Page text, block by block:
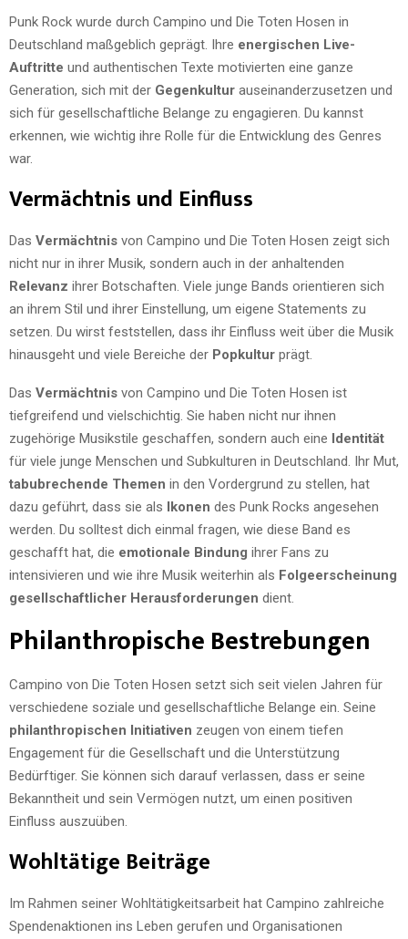
Punk Rock wurde durch Campino und Die Toten Hosen in
Deutschland maßgeblich geprägt. Ihre energischen Live-
Auftritte und authentischen Texte motivierten eine ganze
Generation, sich mit der Gegenkultur auseinanderzusetzen und
sich für gesellschaftliche Belange zu engagieren. Du kannst
erkennen, wie wichtig ihre Rolle für die Entwicklung des Genres
war.
Vermächtnis und Einfluss
Das Vermächtnis von Campino und Die Toten Hosen zeigt sich
nicht nur in ihrer Musik, sondern auch in der anhaltenden
Relevanz ihrer Botschaften. Viele junge Bands orientieren sich
an ihrem Stil und ihrer Einstellung, um eigene Statements zu
setzen. Du wirst feststellen, dass ihr Einfluss weit über die Musik
hinausgeht und viele Bereiche der Popkultur prägt.
Das Vermächtnis von Campino und Die Toten Hosen ist
tiefgreifend und vielschichtig. Sie haben nicht nur ihnen
zugehörige Musikstile geschaffen, sondern auch eine Identität
für viele junge Menschen und Subkulturen in Deutschland. Ihr Mut,
tabubrechende Themen in den Vordergrund zu stellen, hat
dazu geführt, dass sie als Ikonen des Punk Rocks angesehen
werden. Du solltest dich einmal fragen, wie diese Band es
geschafft hat, die emotionale Bindung ihrer Fans zu
intensivieren und wie ihre Musik weiterhin als Folgeerscheinung
gesellschaftlicher Herausforderungen dient.
Philanthropische Bestrebungen
Campino von Die Toten Hosen setzt sich seit vielen Jahren für
verschiedene soziale und gesellschaftliche Belange ein. Seine
philanthropischen Initiativen zeugen von einem tiefen
Engagement für die Gesellschaft und die Unterstützung
Bedürftiger. Sie können sich darauf verlassen, dass er seine
Bekanntheit und sein Vermögen nutzt, um einen positiven
Einfluss auszuüben.
Wohltätige Beiträge
Im Rahmen seiner Wohltätigkeitsarbeit hat Campino zahlreiche
Spendenaktionen ins Leben gerufen und Organisationen